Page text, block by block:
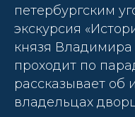
петербургским
экскурсия
князя
проходит по
рассказывает об
владельцах